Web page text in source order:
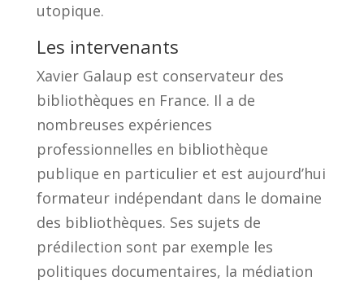
utopique.
Les intervenants
Xavier Galaup est conservateur des
bibliothèques en France. Il a de
nombreuses expériences
professionnelles en bibliothèque
publique en particulier et est aujourd’hui
formateur indépendant dans le domaine
des bibliothèques. Ses sujets de
prédilection sont par exemple les
politiques documentaires, la médiation